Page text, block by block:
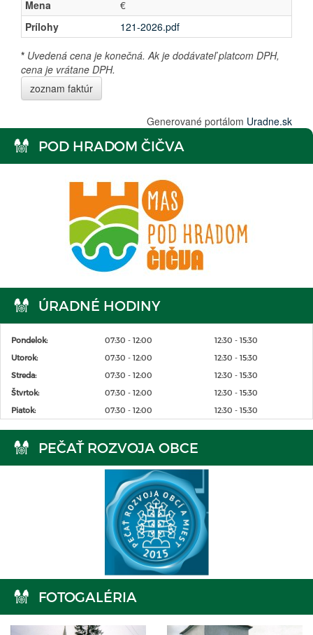
Mena
€
Prílohy
121-2026.pdf
* Uvedená cena je konečná. Ak je dodávateľ platcom DPH,
cena je vrátane DPH.
zoznam faktúr
Generované portálom Uradne.sk
POD HRADOM ČIČVA
ÚRADNÉ HODINY
Pondelok: 07:30 - 12:00
12:30 - 15:30
Utorok:
07:30 - 12:00
12:30 - 15:30
Streda:
07:30 - 12:00
12:30 - 15:30
Štvrtok:
07:30 - 12:00
12:30 - 15:30
Piatok:
07:30 - 12:00 12:30 - 15:30
PEČAŤ ROZVOJA OBCE
FOTOGALÉRIA